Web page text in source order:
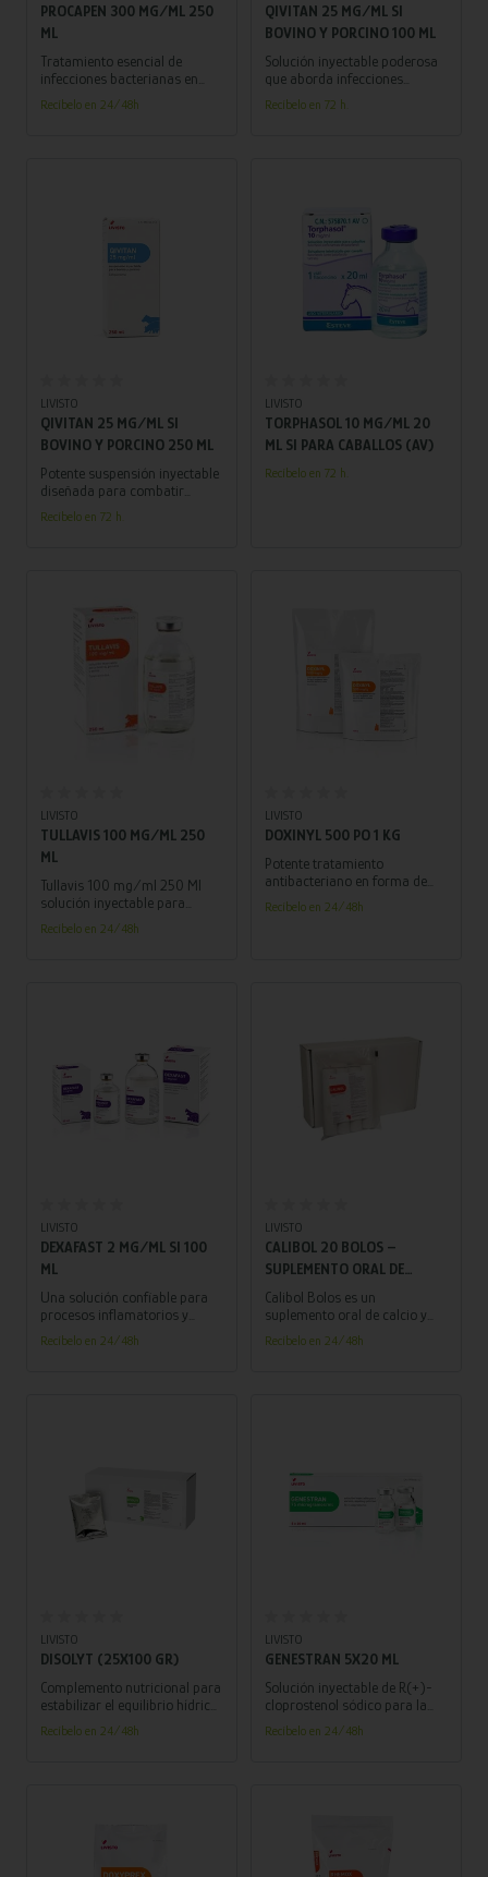
PROCAPEN 300 MG/ML 250
ML
Tratamiento esencial de
infecciones bacterianas en
porcinos, bovinos y caballos.
Suspensión inyectable de
Recíbelo en 24/48h
QIVITAN 25 MG/ML SI
BOVINO Y PORCINO 100 ML
Solución inyectable poderosa
que aborda infecciones
bacterianas en bovinos y
porcinos, respaldando su
Recíbelo en 72 h.
LIVISTO
QIVITAN 25 MG/ML SI
BOVINO Y PORCINO 250 ML
Potente suspensión inyectable
diseñada para combatir
eficazmente infecciones
bacterianas en bovinos y
Recíbelo en 72 h.
LIVISTO
TORPHASOL 10 MG/ML 20
ML SI PARA CABALLOS (AV)
Recíbelo en 72 h.
LIVISTO
TULLAVIS 100 MG/ML 250
ML
Tullavis 100 mg/ml 250 Ml
solución inyectable para
bovino, porcino y ovino.
Recíbelo en 24/48h
LIVISTO
DOXINYL 500 PO 1 KG
Potente tratamiento
antibacteriano en forma de
polvo oral disuelto en agua,
especialmente formulado
Recíbelo en 24/48h
LIVISTO
DEXAFAST 2 MG/ML SI 100
ML
Una solución confiable para
procesos inflamatorios y
alérgicos en diversas especies.
Recíbelo en 24/48h
LIVISTO
CALIBOL 20 BOLOS –
SUPLEMENTO ORAL DE
CALCIO Y FÓSFORO PARA
VACAS EN PREVENCIÓN DE
HIPOCALCEMIA
Calibol Bolos es un
suplemento oral de calcio y
fósforo diseñado para
prevenir y tratar la
Recíbelo en 24/48h
LIVISTO
DISOLYT (25X100 GR)
Complemento nutricional para
estabilizar el equilibrio hídrico
y electrolítico, así como para
prevenir y tratar trastornos
Recíbelo en 24/48h
LIVISTO
GENESTRAN 5X20 ML
Solución inyectable de R(+)-
cloprostenol sódico para la
gestión reproductiva en
bovinos, porcinos y equinos,
Recíbelo en 24/48h